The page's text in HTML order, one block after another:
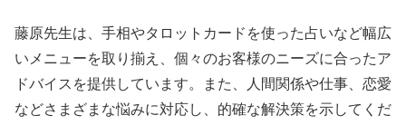
藤原先生は、手相やタロットカードを使った占いなど幅広
いメニューを取り揃え、個々のお客様のニーズに合ったア
ドバイスを提供しています。また、人間関係や仕事、恋愛
などさまざまな悩みに対応し、的確な解決策を示してくだ